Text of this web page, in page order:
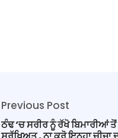
Previous Post
ਠੰਢ ‘ਚ ਸਰੀਰ ਨੂੰ ਰੱਖੋ ਬਿਮਾਰੀਆਂ ਤੋਂ